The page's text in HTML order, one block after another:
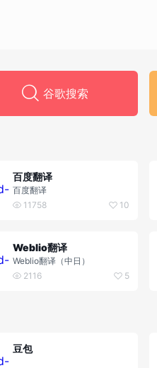
谷歌搜索
百度翻译
百度翻译
11758
10
Weblio翻译
Weblio翻译（中日）
2116
5
豆包